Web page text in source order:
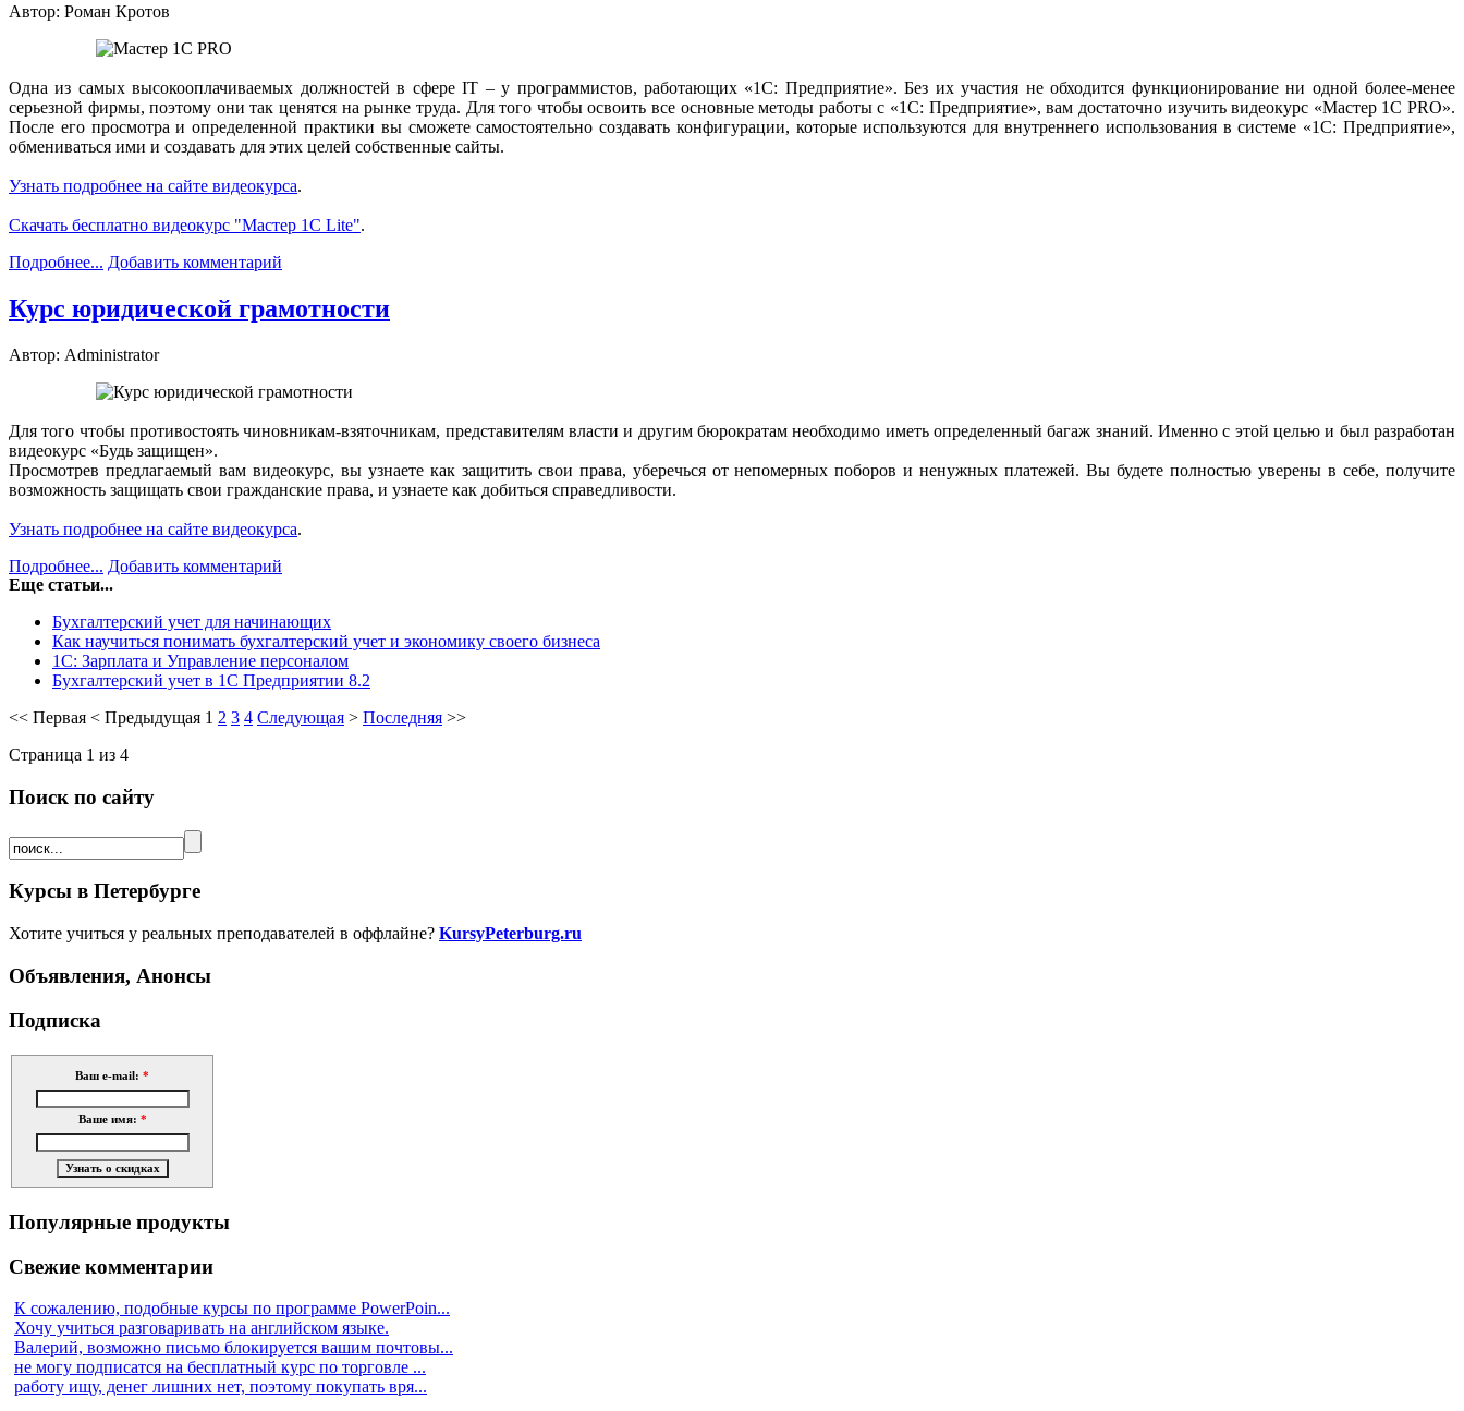
Автор: Роман Кротов
Одна из самых высокооплачиваемых должностей в сфере IT – у программистов, работающих «1С: Предприятие». Без их участия не обходится функционирование ни одной более-менее
серьезной фирмы, поэтому они так ценятся на рынке труда. Для того чтобы освоить все основные методы работы с «1С: Предприятие», вам достаточно изучить видеокурс «Мастер 1С PRO».
После его просмотра и определенной практики вы сможете самостоятельно создавать конфигурации, которые используются для внутреннего использования в системе «1С: Предприятие»,
обмениваться ими и создавать для этих целей собственные сайты.
Узнать подробнее на сайте видеокурса.
Скачать бесплатно видеокурс "Мастер 1C Lite".
Подробнее... Добавить комментарий
Курс юридической грамотности
Автор: Administrator
Для того чтобы противостоять чиновникам-взяточникам, представителям власти и другим бюрократам необходимо иметь определенный багаж знаний. Именно с этой целью и был разработан
видеокурс «Будь защищен».
Просмотрев предлагаемый вам видеокурс, вы узнаете как защитить свои права, уберечься от непомерных поборов и ненужных платежей. Вы будете полностью уверены в себе, получите
возможность защищать свои гражданские права, и узнаете как добиться справедливости.
Узнать подробнее на сайте видеокурса.
Подробнее... Добавить комментарий
Еще статьи...
Бухгалтерский учет для начинающих
Как научиться понимать бухгалтерский учет и экономику своего бизнеса
1С: Зарплата и Управление персоналом
Бухгалтерский учет в 1С Предприятии 8.2
<< Первая < Предыдущая 1 2 3 4 Следующая > Последняя >>
Страница 1 из 4
Поиск по сайту
Курсы в Петербурге
Хотите учиться у реальных преподавателей в оффлайне? KursyPeterburg.ru
Объявления, Анонсы
Подписка
Ваш e-mail: *
Ваше имя: *
Популярные продукты
Свежие комментарии
К сожалению, подобные курсы по программе PowerPoin...
Хочу учиться разговаривать на английском языке.
Валерий, возможно письмо блокируется вашим почтовы...
не могу подписатся на бесплатный курс по торговле ...
работу ищу, денег лишних нет, поэтому покупать вря...